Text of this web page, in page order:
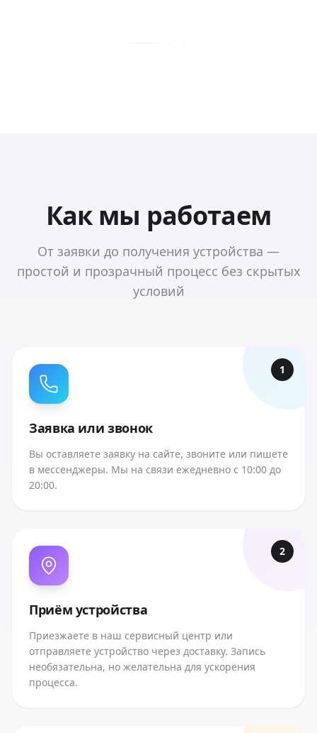
Как мы работаем
От заявки до получения устройства —
простой и прозрачный процесс без скрытых
условий
1
Заявка или звонок
Вы оставляете заявку на сайте, звоните или пишете
в мессенджеры. Мы на связи ежедневно с 10:00 до
20:00.
2
Приём устройства
Приезжаете в наш сервисный центр или
отправляете устройство через доставку. Запись
необязательна, но желательна для ускорения
процесса.